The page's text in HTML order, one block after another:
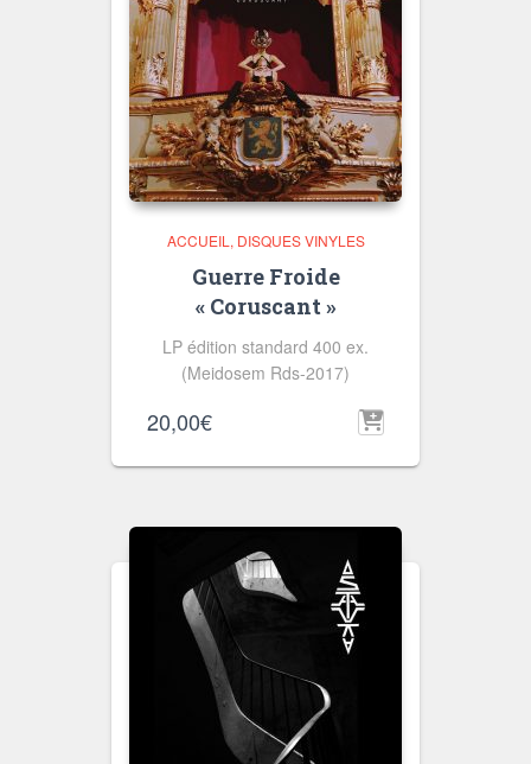
ACCUEIL DISQUES VINYLES
Guerre Froide
« Coruscant »
LP édition standard 400 ex.
(Meidosem Rds-2017)
20,00€